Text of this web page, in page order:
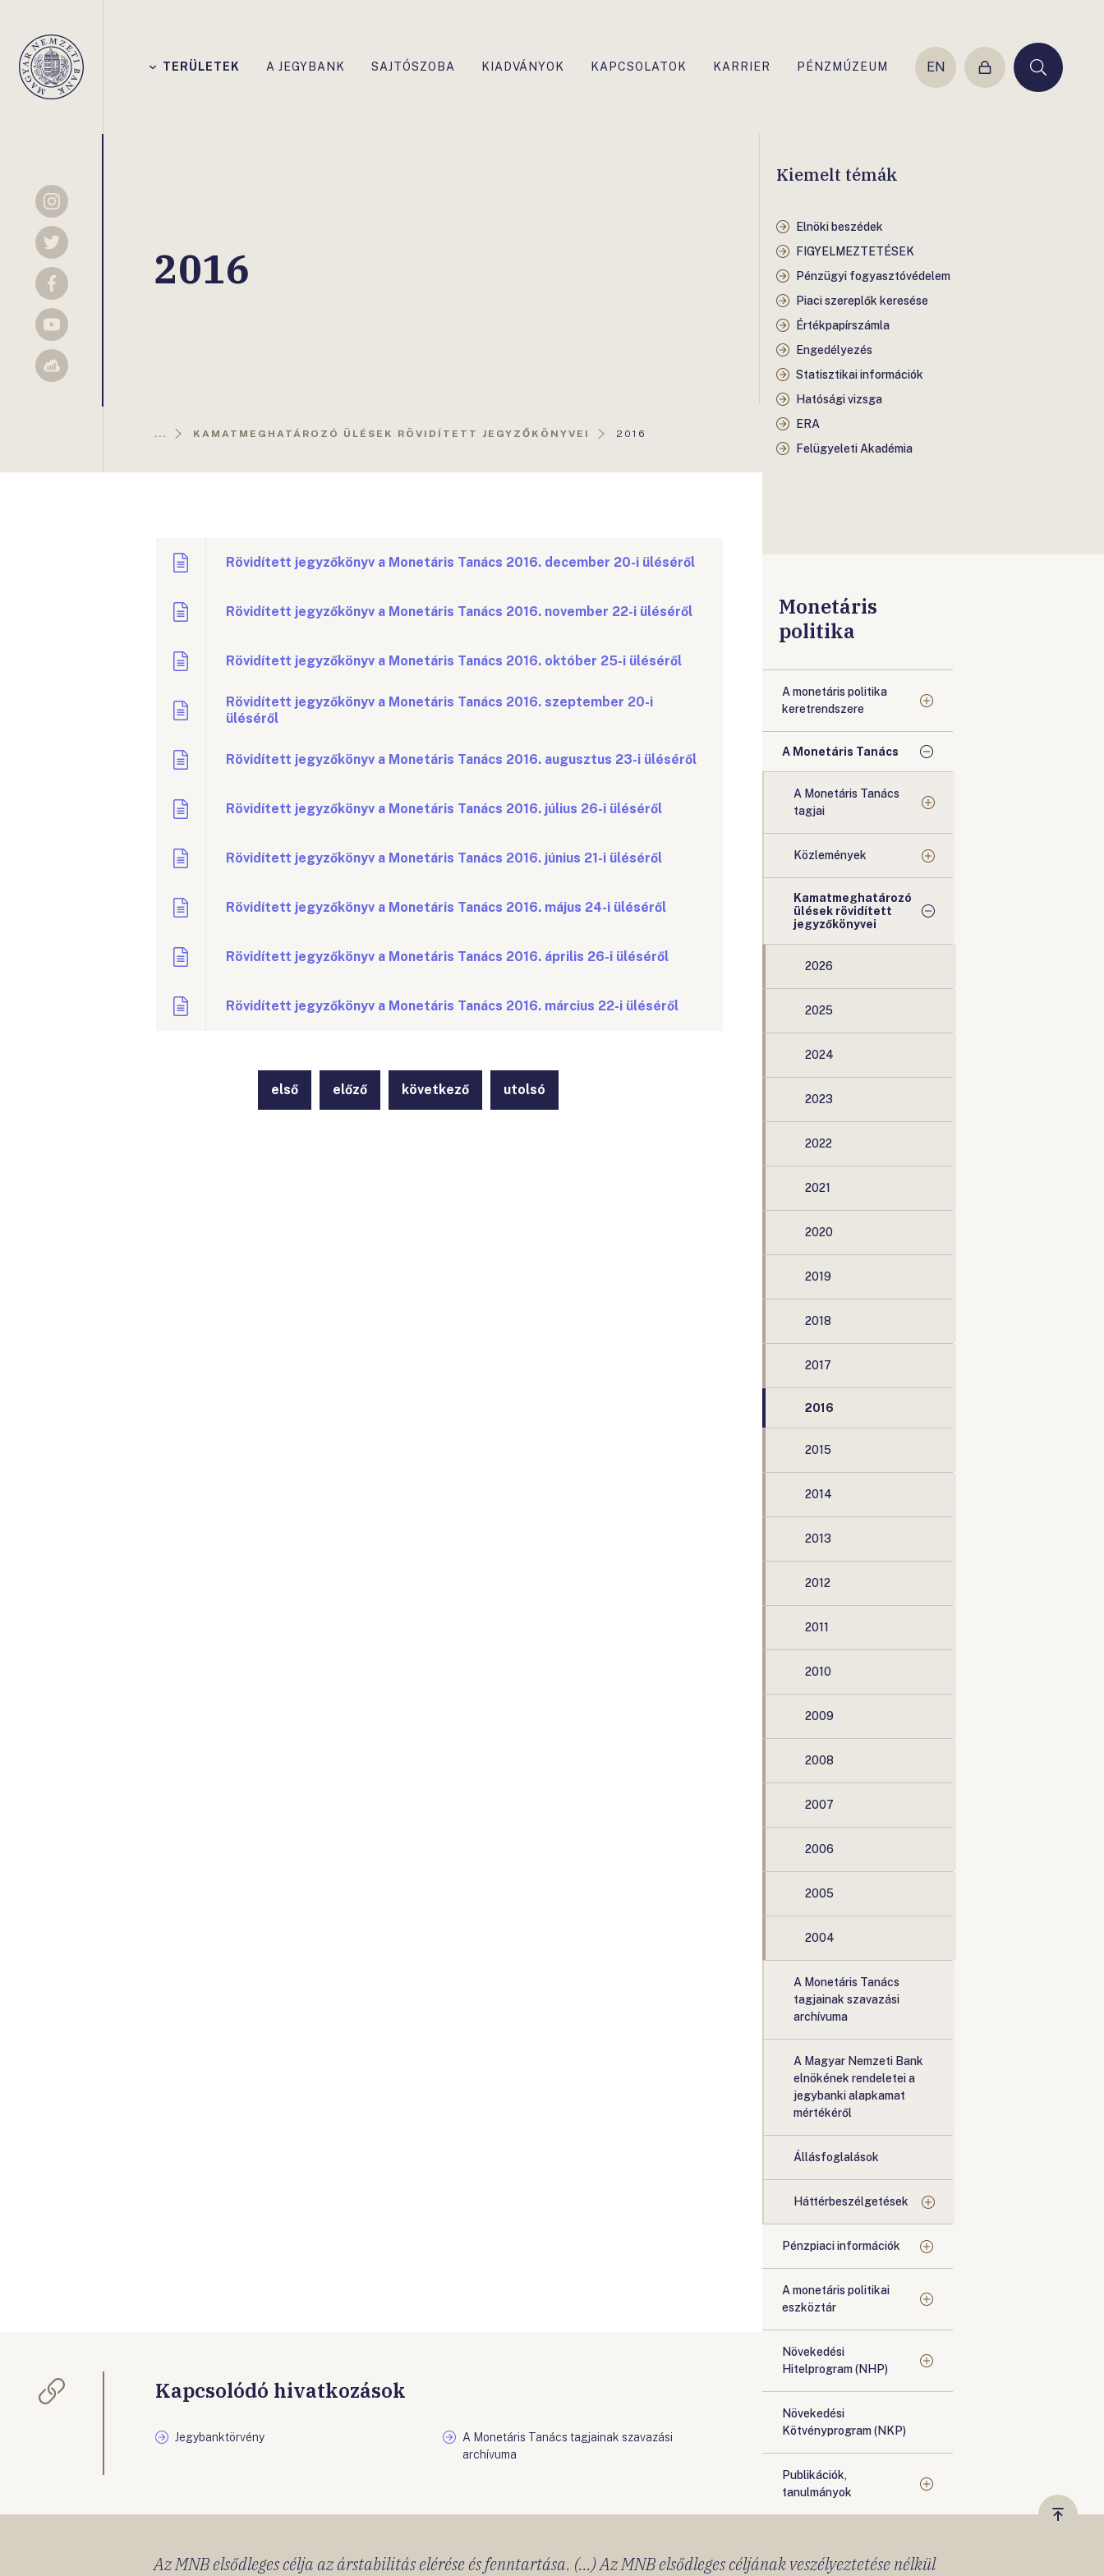
Magyar
Nemzeti
TERÜLETEK A JEGYBANK SAJTÓSZOBA KIADVÁNYOK KAPCSOLATOK KARRIER PÉNZMÚZEUM EN
Belépés Keresés
Instagram
Twitter
Facebook
YouTube
Sellsy
2016
... KAMATMEGHATÁROZÓ ÜLÉSEK RÖVIDÍTETT JEGYZŐKÖNYVEI
AKTUÁLIS
2016
Kiemelt témák
Elnöki beszédek
FIGYELMEZTETÉSEK
Pénzügyi fogyasztóvédelem
Piaci szereplők keresése
Értékpapírszámla
Engedélyezés
Statisztikai információk
Hatósági vizsga
ERA
Felügyeleti Akadémia
Rövidített jegyzőkönyv a Monetáris Tanács 2016. december 20-i üléséről
Rövidített jegyzőkönyv a Monetáris Tanács 2016. november 22-i üléséről
Rövidített jegyzőkönyv a Monetáris Tanács 2016. október 25-i üléséről
Rövidített jegyzőkönyv a Monetáris Tanács 2016. szeptember 20-i
üléséről
Rövidített jegyzőkönyv a Monetáris Tanács 2016. augusztus 23-i üléséről
Rövidített jegyzőkönyv a Monetáris Tanács 2016. július 26-i üléséről
Rövidített jegyzőkönyv a Monetáris Tanács 2016. június 21-i üléséről
Rövidített jegyzőkönyv a Monetáris Tanács 2016. május 24-i üléséről
Rövidített jegyzőkönyv a Monetáris Tanács 2016. április 26-i üléséről
Rövidített jegyzőkönyv a Monetáris Tanács 2016. március 22-i üléséről
első előző következő utolsó
Kapcsolódó hivatkozások
Jegybanktörvény
A Monetáris Tanács tagjainak szavazási
archívuma
Monetáris
politika
A monetáris politika
keretrendszere
A Monetáris Tanács
A Monetáris Tanács
tagjai
Közlemények
Kamatmeghatározó
ülések rövidített
jegyzőkönyvei
2026
2025
2024
2023
2022
2021
2020
2019
2018
2017
2016
2015
2014
2013
2012
2011
2010
2009
2008
2007
2006
2005
2004
A Monetáris Tanács
tagjainak szavazási
archívuma
A Magyar Nemzeti Bank
elnökének rendeletei a
jegybanki alapkamat
mértékéről
Állásfoglalások
Háttérbeszélgetések
Pénzpiaci információk
A monetáris politikai
eszköztár
Növekedési
Hitelprogram (NHP)
Növekedési
Kötvényprogram (NKP)
Publikációk,
tanulmányok
Vissza
Az MNB elsődleges célja az árstabilitás elérése és fenntartása. (...) Az MNB elsődleges céljának veszélyeztetése nélkül